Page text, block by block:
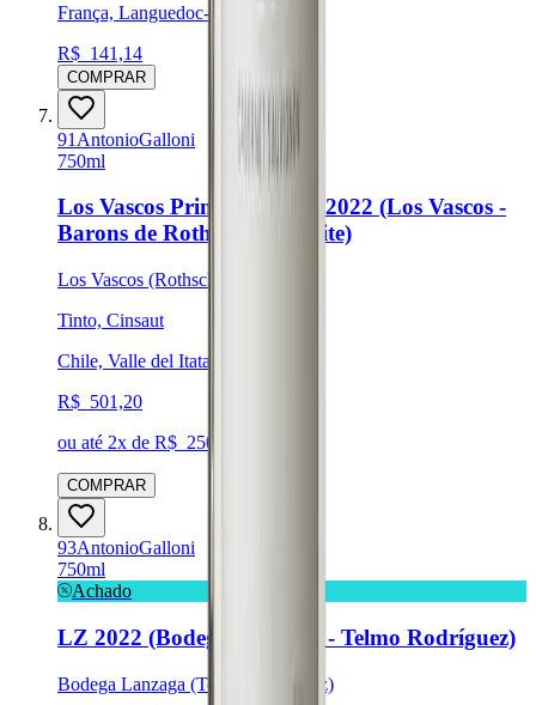
França, Languedoc-Roussillon
R$ 141,14
COMPRAR
91 AntonioGalloni
750ml
Los Vascos Primo Cinsault 2022 (Los Vascos -
Barons de Rothschild - Lafite)
Los Vascos (Rothschild-Lafite)
Tinto, Cinsaut
Chile, Valle del Itata
R$ 501,20
ou até 2x de R$ 250,60
COMPRAR
93AntonioGalloni
750ml
Achado
LZ 2022 (Bodega Lanzaga - Telmo Rodríguez)
Bodega Lanzaga (Telmo Rodriguez)